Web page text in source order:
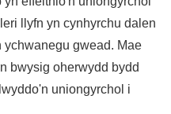
llyfn yn cynhyrchu dalen
ychwanegu gwead. Mae
bwysig oherwydd bydd
uniongyrchol i